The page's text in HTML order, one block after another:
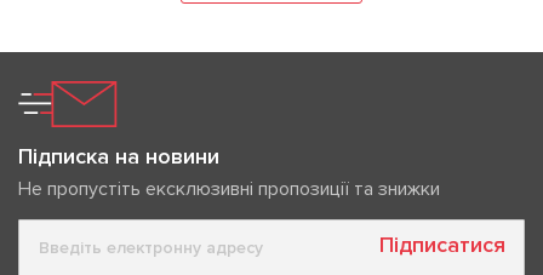
Підписка на новини
Не пропустіть ексклюзивні пропозиції та знижки
Підписатися